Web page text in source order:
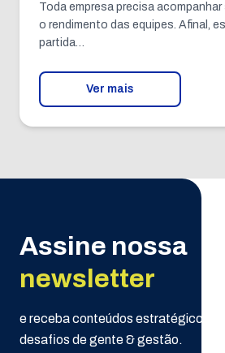
Toda empresa precisa
o rendimento das equipes. Afinal,
partida…
Ver mais
Assine nossa
newsletter
e receba conteúdos estratégicos da
desafios de gente & gestão.